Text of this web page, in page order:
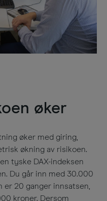
øker
øker med giring,
økning av risikoen.
tyske DAX-indeksen
Du går inn med 30.000
er 20 ganger innsatsen,
kroner. Dersom